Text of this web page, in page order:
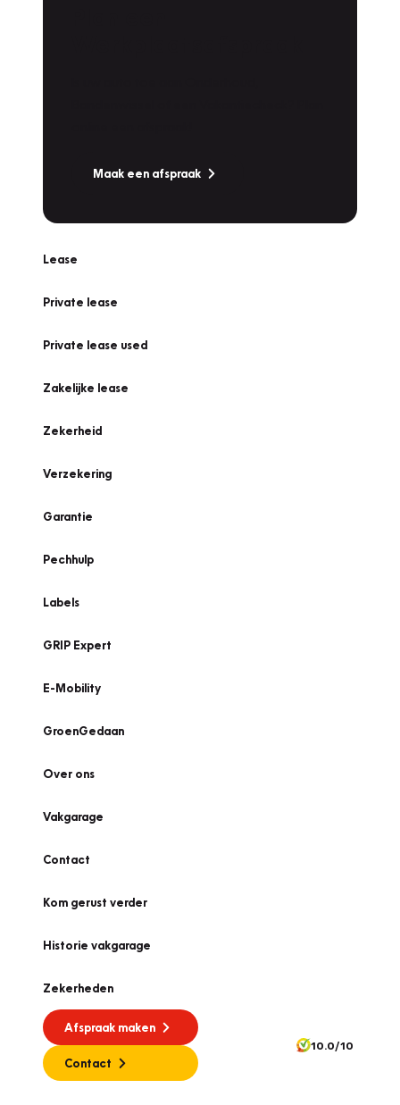
Maak een afspraak
Lease
Private lease
Private lease used
Zakelijke lease
Zekerheid
Verzekering
Garantie
Pechhulp
Labels
GRIP Expert
E-Mobility
GroenGedaan
Over ons
Vakgarage
Contact
Kom gerust verder
Historie vakgarage
Zekerheden
Afspraak maken
Contact
10.0/10